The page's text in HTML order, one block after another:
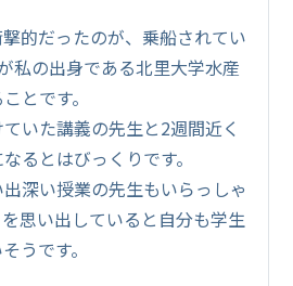
的だったのが、乗船されてい
私の出身である北里大学水産
とです。
いた講義の先生と2週間近く
るとはびっくりです。
深い授業の先生もいらっしゃ
思い出していると自分も学生
うです。